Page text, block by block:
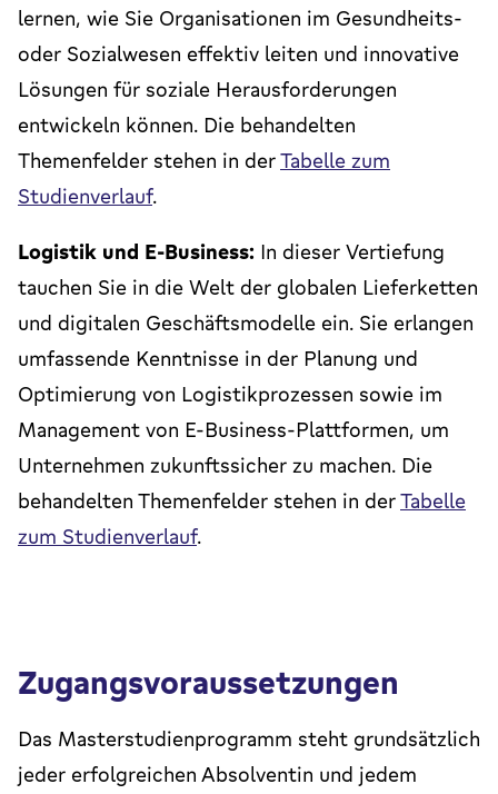
lernen, wie Sie Organisationen im Gesundheits-
oder Sozialwesen effektiv leiten und innovative
Lösungen für soziale Herausforderungen
entwickeln können. Die behandelten
Themenfelder stehen in derTabelle zum
Studienverlauf.
Logistik und E-Business: In dieser Vertiefung
tauchen Sie in die Welt der globalen Lieferketten
und digitalen Geschäftsmodelle ein. Sie erlangen
umfassende Kenntnisse in der Planung und
Optimierung von Logistikprozessen sowie im
Management von E-Business-Plattformen, um
Unternehmen zukunftssicher zu machen. Die
behandelten Themenfelder stehen in derTabelle
zum Studienverlauf.
Zugangsvoraussetzungen
Das Masterstudienprogramm steht grundsätzlich
jeder erfolgreichen Absolventin und jedem